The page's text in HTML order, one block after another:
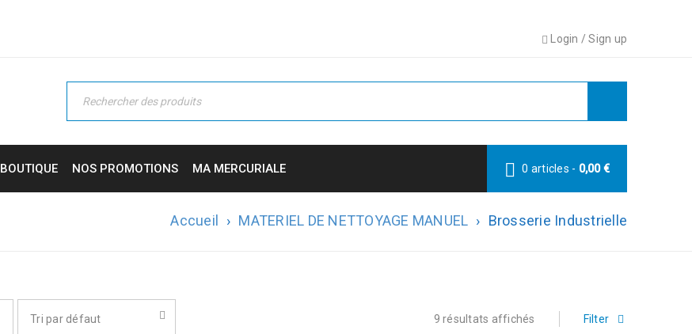
Login /Sign up
BOUTIQUE NOS PROMOTIONS MA MERCURIALE 0 articles - 0,00€
Accueil › MATERIEL DE NETTOYAGE MANUEL › Brosserie Industrielle
Filter
9 résultats affichés
Tri par défaut